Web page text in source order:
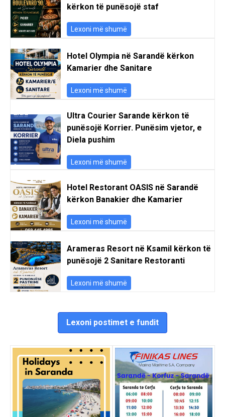
kërkon të punësojë staf
Lexoni më shumë
Hotel Olympia në Sarandë kërkon
Kamarier dhe Sanitare
Lexoni më shumë
Ultra Courier Sarande kërkon të
punësojë Korrier. Punësim vjetor, e
Diela pushim
Lexoni më shumë
Hotel Restorant OASIS në Sarandë
kërkon Banakier dhe Kamarier
Lexoni më shumë
Arameras Resort në Ksamil kërkon të
punësojë 2 Sanitare Restoranti
Lexoni më shumë
Lexoni postimet e fundit